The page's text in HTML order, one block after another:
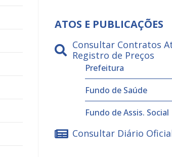
ATOS E PUBLICAÇÕES
Consultar Contratos
Registro de Preços
Prefeitura
Fundo de Saúde
Fundo de Assis. Social
Consultar Diário